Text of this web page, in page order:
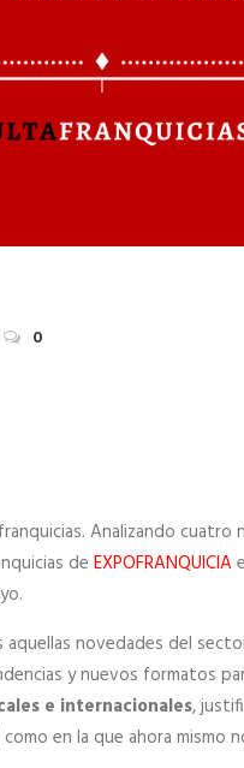
0
Analizando cuatro
de EXPOFRANQUICIA
novedades del
y nuevos formatos
e internacionales,
en la que ahora mismo